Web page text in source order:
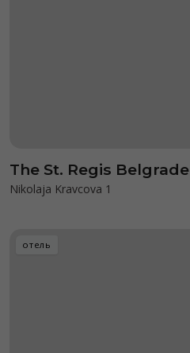
The St. Regis Belgrade
Nikolaja Kravcova 1
отель